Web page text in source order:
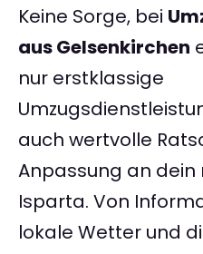
Keine Sorge, bei
aus Gelsenkirchen
nur erstklassige
auch wertvolle
Anpassung an dein
Isparta. Von
lokale Wetter und